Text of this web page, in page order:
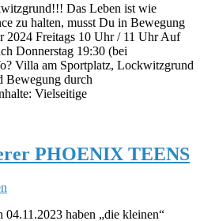
Das Leben ist wie
zu halten, musst Du in Bewegung
2024 Freitags 10 Uhr / 11 Uhr Auf
Donnerstag 19:30 (bei
Villa am Sportplatz, Lockwitzgrund
Bewegung durch
Vielseitige
PHOENIX TEENS
04.11.2023 haben „die kleinen“